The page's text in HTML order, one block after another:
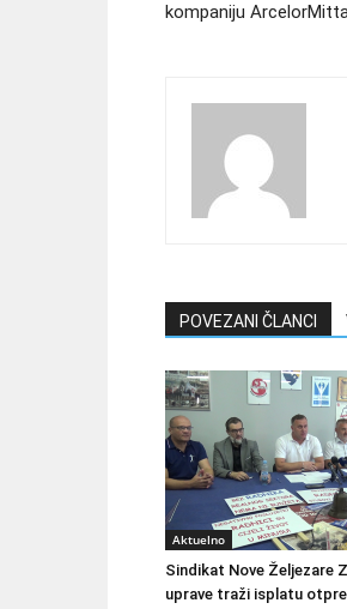
kompaniju
POVEZANI ČLANCI
Aktuelno
Sindikat Nove Željezare
uprave traži isplatu